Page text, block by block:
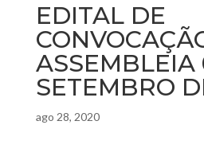
EDITAL DE
ASSEMBLEIA
SETEMBRO
ago 28, 2020